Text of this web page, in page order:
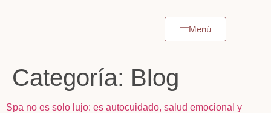
Menú
Categoría: Blog
Spa no es solo lujo: es autocuidado, salud emocional y